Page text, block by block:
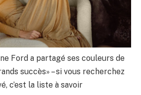
Ford a partagé ses couleurs de
succès» – si vous recherchez
c’est la liste à savoir